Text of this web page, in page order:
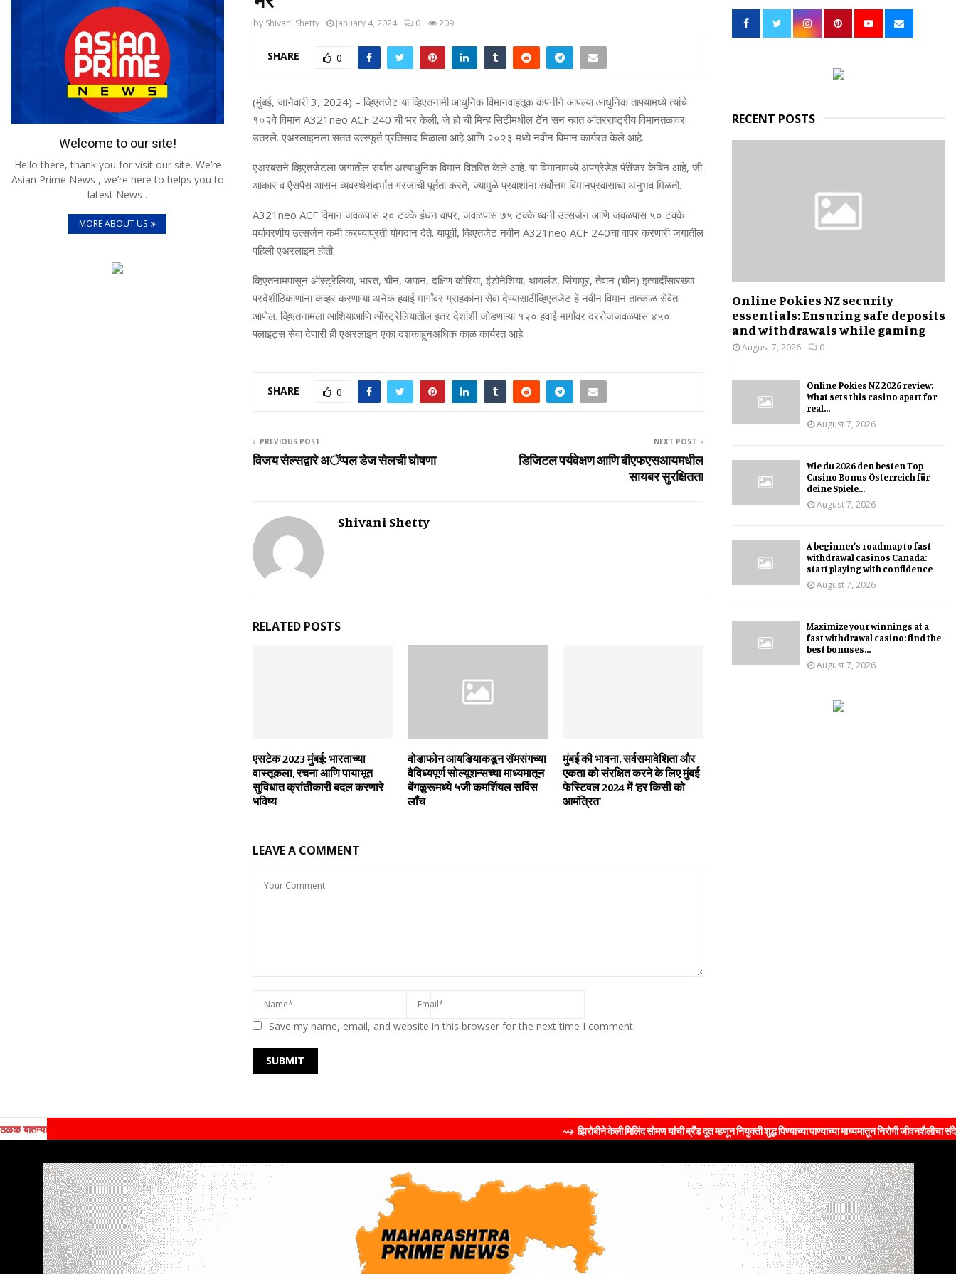
by Shivani Shetty January 4, 2024 0 209
SHARE 0
(मुंबई, जानेवारी3, 2024) – व्हिएतजेट या व्हिएतनामी आधुनिक विमानवाहतूक कंपनीने आपल्‍या आधुनिक ताफ्यामध्‍ये त्‍यांचे
१०२वे विमान A321neo ACF 240 ची भर केली, जे हो ची मिन्‍ह सिटीमधील टॅन सन न्‍हात आंतरराष्‍ट्रीय विमानतळावर
उतरले. एअरलाइनला सतत उत्‍स्‍फूर्त प्रतिसाद मिळाला आहे आणि २०२३ मध्‍ये नवीन विमान कार्यरत केले आहे.
एअरबसने व्हिएतजेटला जगातील सर्वात अत्‍याधुनि‍क विमान वितरित केले आहे. या विमानामध्‍ये अपग्रेडेड पॅसेंजर केबिन आहे, जी
आकार व एैसपैस आसन व्‍यवस्‍थेसंदर्भात गरजांची पूर्तता करते, ज्‍यामुळे प्रवाशांना सर्वोत्तम विमानप्रवासाचा अनुभव मिळतो.
A321neo ACF विमान जवळपास २० टक्‍के इंधन वापर, जवळपास ७५ टक्‍के ध्‍वनी उत्‍सर्जन आणि जवळपास ५० टक्‍के
पर्यावरणीय उत्‍सर्जन कमी करण्‍याप्रती योगदान देते. यापूर्वी, व्हिएतजेट नवीन A321neo ACF 240चा वापर करणारी जगातील
पहिली एअरलाइन होती.
व्हिएतनामपासून ऑस्ट्रेलिया, भारत, चीन, जपान, दक्षिण कोरिया, इंडोनेशिया, थायलंड, सिंगापूर, तैवान (चीन) इत्यादींसारख्‍या
परदेशीठिकाणांना कव्हर करणाऱ्या अनेक हवाई मार्गांवर ग्राहकांना सेवा देण्यासाठीव्हिएतजेट हे नवीन विमान तात्काळ सेवेत
आणेल. व्हिएतनामला आशियाआणि ऑस्ट्रेलियातील इतर देशांशी जोडणाऱ्या १२० हवाई मार्गांवर दररोजजवळपास ४५०
फ्लाइट्स सेवा देणारी ही एअरलाइन एका दशकाहूनअधिक काळ कार्यरत आहे.
SHARE 0
PREVIOUS POST
विजय सेल्‍सद्वारे अॅप्‍पल डेज सेलची घोषणा
NEXT POST
डिजिटल पर्यवेक्षण आणि बीएफएसआयमधील
सायबर सुरक्षितता
Shivani Shetty
RELATED POSTS
एसटेक 2023 मुंबई: भारताच्या
वास्तूकला, रचना आणि पायाभूत
सुविधात क्रांतीकारी बदल करणारे
भविष्य
वोडाफोन आयडियाकडून सॅमसंगच्‍या
वैविध्‍यपूर्ण सोल्‍यूशन्‍सच्‍या माध्‍यमातून
बेंगळुरूमध्‍ये ५जी कमर्शियल सर्विस
लाँच
मुंबई की भावना, सर्वसमावेशिता और
एकता को संरक्षित करने के लिए मुंबई
फेस्टिवल 2024 में ‘हर किसी को
आमंत्रित’
LEAVE A COMMENT
Save my name, email, and website in this browser for the next time I comment.
Welcome to our site!
Hello there, thank you for visit our site. We’re
Asian Prime News , we’re here to helps you to
latest News .
MORE ABOUT US
o
RECENT POSTS
Online Pokies NZ security
essentials: Ensuring safe deposits
and withdrawals while gaming
August 7, 2026 0
Online Pokies NZ 2026 review:
What sets this casino apart for
real...
August 7, 2026
Wie du 2026 den besten Top
Casino Bonus Österreich für
deine Spiele...
August 7, 2026
A beginner’s roadmap to fast
withdrawal casinos Canada:
start playing with confidence
August 7, 2026
Maximize your winnings at a
fast withdrawal casino: find the
best bonuses...
August 7, 2026
ठळक बातम्या ⇝ झिरोबीने केली मिलिंद सोमण यांची ब्रँड दूत म्हणून नियुक्ती शुद्ध पिण्याच्या पाण्याच्या माध्यमातून निरोगी जीवनशैलीचा संदेश